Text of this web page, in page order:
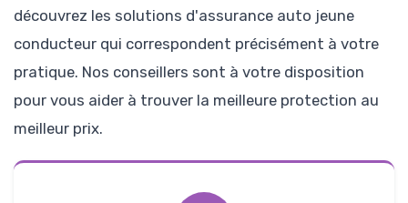
découvrez les solutions d'assurance auto jeune
conducteur qui correspondent précisément à votre
pratique. Nos conseillers sont à votre disposition
pour vous aider à trouver la meilleure protection au
meilleur prix.